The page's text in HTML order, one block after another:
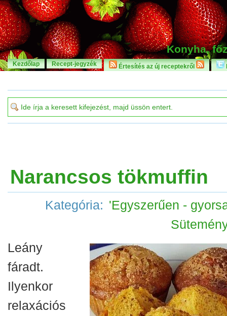
Konyha,
Kezdőlap Recept-jegyzék Értesítés az új receptekről
Narancsos tökmuffin
Kategória: 'Egyszerűen -
Leány
fáradt.
Ilyenkor
relaxációs